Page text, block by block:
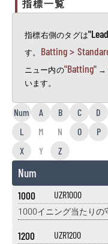
指標一覧
指標右側のタグは
す。 Batting >
ニュー内の"Batting"→
います。
Num A B C D
L
M N O P
X
Y Z
Num
1000 UZR1000
1000イニング当たりの
1200 UZR1200